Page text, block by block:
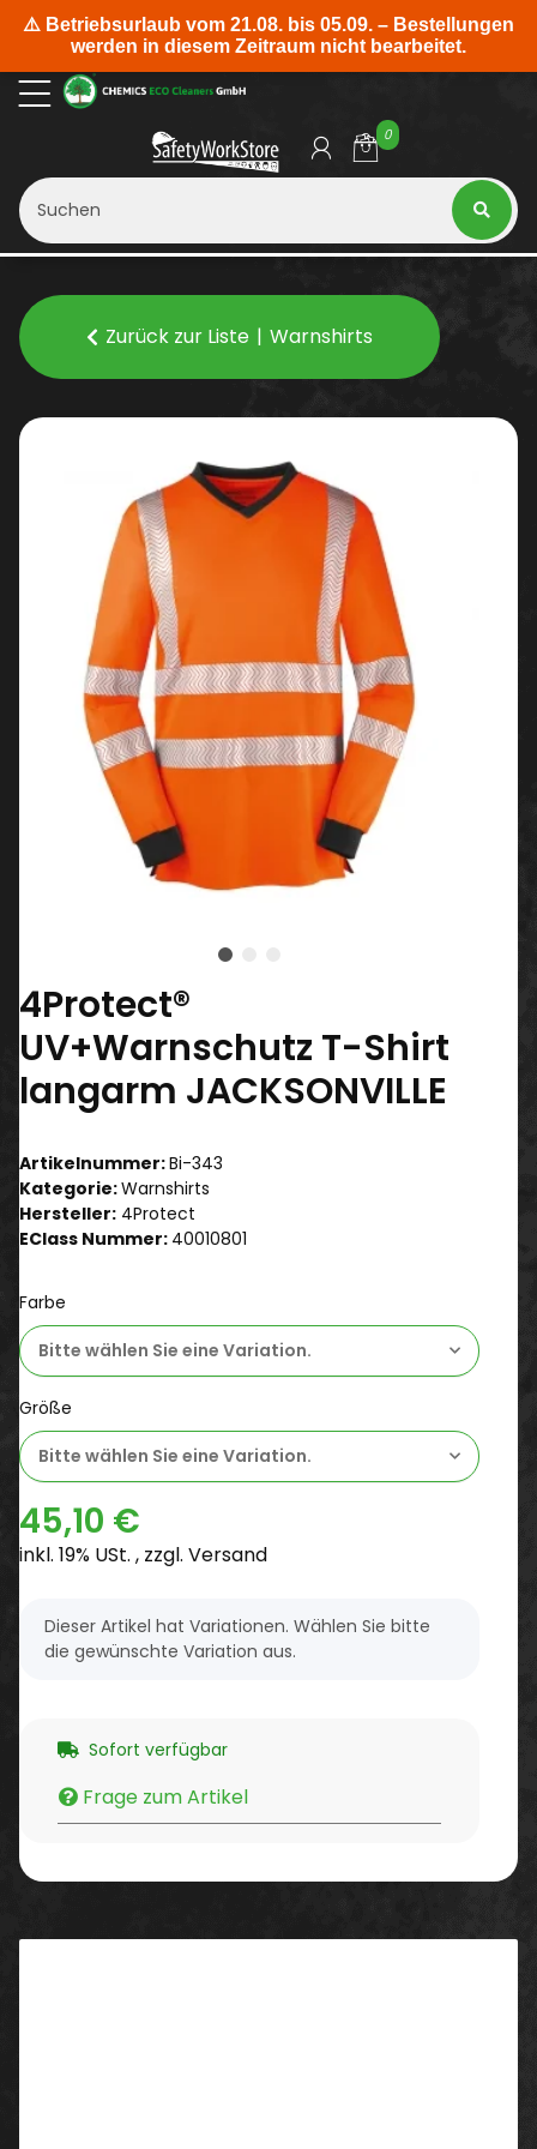
0
Zurück zur Liste Warnshirts
4Protect®
UV+Warnschutz T-Shirt
langarm JACKSONVILLE
Artikelnummer:Bi-343
Kategorie:Warnshirts
Hersteller: 4Protect
EClass Nummer: 40010801
Farbe
Bitte wählen Sie eine Variation.
Größe
Bitte wählen Sie eine Variation.
45,10 €
inkl. 19% USt. , zzgl. Versand
x
Dieser Artikel hat Variationen. Wählen Sie bitte
die gewünschte Variation aus.
Sofort verfügbar
Frage zum Artikel